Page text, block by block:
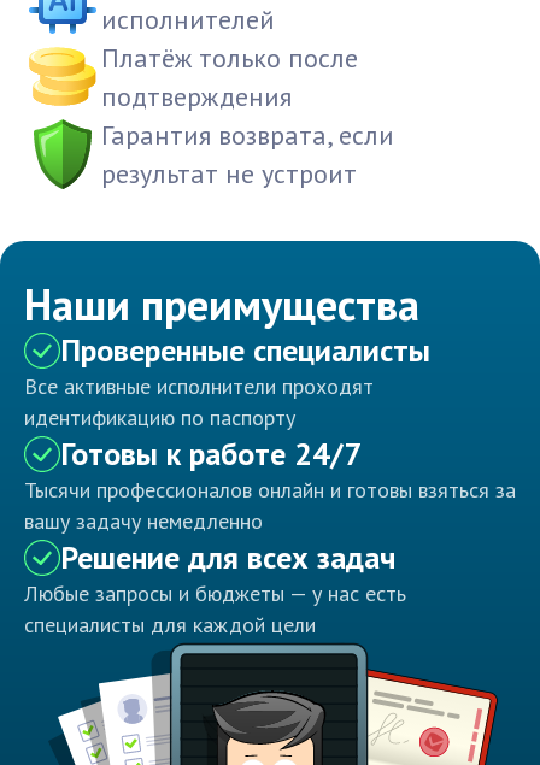
исполнителей
Платёж только после
подтверждения
Гарантия возврата, если
результат не устроит
Наши преимущества
Проверенные специалисты
Все активные исполнители проходят
идентификацию по паспорту
Готовы к работе 24/7
Тысячи профессионалов онлайн и готовы взяться за
вашу задачу немедленно
Решение для всех задач
Любые запросы и бюджеты — у нас есть
специалисты для каждой цели